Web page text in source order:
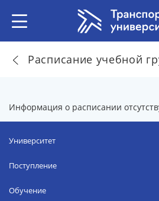
Расписание учебной
Информация о расписании
Университет
Поступление
Обучение